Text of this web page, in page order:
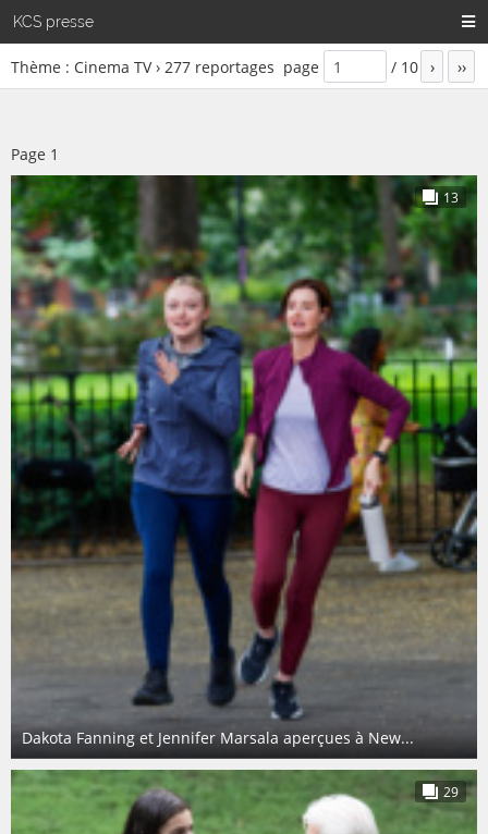
KCS presse
Thème : Cinema TV › 277 reportages page / 10 › ››
Page 1
Dakota Fanning et Jennifer Marsala aperçues à New...
13
29